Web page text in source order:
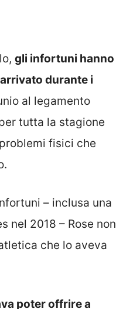
gli infortuni hanno
durante i
al legamento
tutta la stagione
fisici che
– inclusa una
nel 2018 – Rose non
che lo aveva
poter offrire a